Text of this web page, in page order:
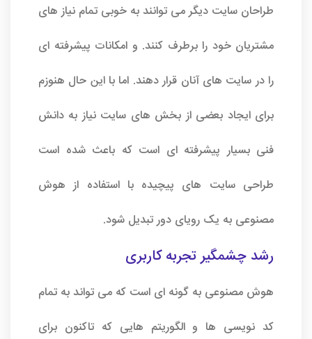
طراحان سایت دیگر می توانند به خوبی تمام نیاز های
مشتریان خود را برطرف کنند. و امکانات پیشرفته ای
را در سایت های آنان قرار دهند. اما با این حال هنوزم
برای ایجاد بعضی از بخش های سایت نیاز به دانش
فنی بسیار پیشرفته ای است که باعث شده است
طراحی سایت های پیچیده با استفاده از هوش
مصنوعی به یک رویای دور تبدیل شود.
رشد چشمگیر تجربه کاربری
هوش مصنوعی به گونه ای است که می تواند به تمام
کد نویسی ها و الگوریتم هایی که تاکنون برای